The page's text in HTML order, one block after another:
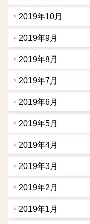
2019年10月
2019年9月
2019年8月
2019年7月
2019年6月
2019年5月
2019年4月
2019年3月
2019年2月
2019年1月